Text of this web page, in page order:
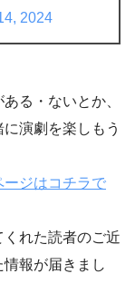
2024
る・ないとか、
演劇を楽しもう
ジはコチラで
れた読者のご近
報が届きまし